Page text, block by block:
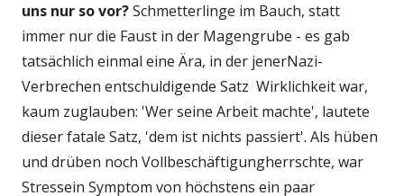
uns nur so vor?Schmetterlinge im Bauch, statt
immer nur die Faust in der Magengrube - es gab
tatsächlich einmal eine Ära, in der jenerNazi-
Verbrechen entschuldigende Satz Wirklichkeit war,
kaum zuglauben: 'Wer seine Arbeit machte', lautete
dieser fatale Satz, 'dem ist nichts passiert'. Als hüben
und drüben noch Vollbeschäftigungherrschte, war
Stressein Symptom von höchstens ein paar